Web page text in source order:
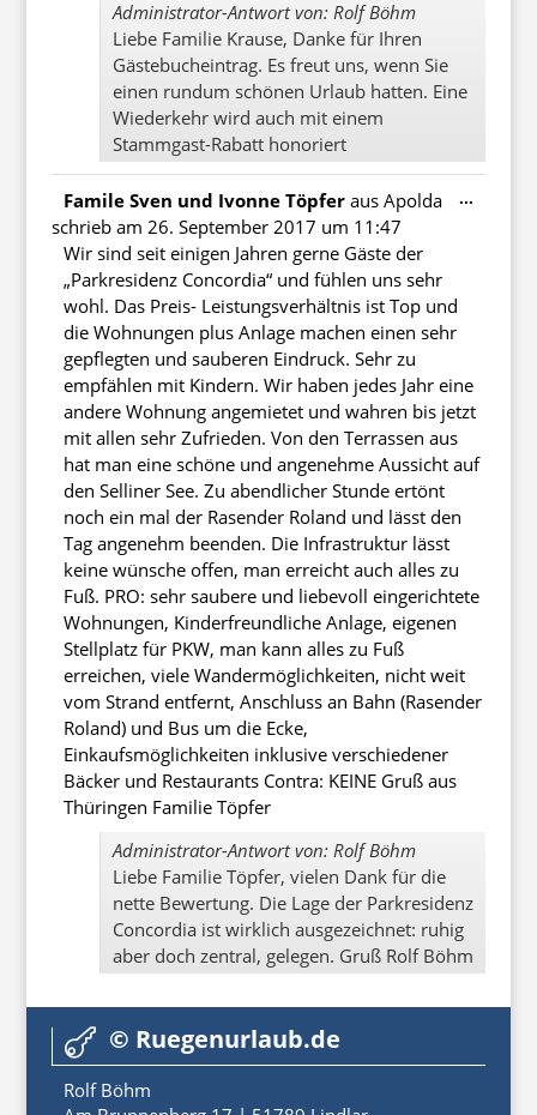
Administrator-Antwort von: Rolf Böhm
Liebe Familie Krause, Danke für Ihren
Gästebucheintrag. Es freut uns, wenn Sie
einen rundum schönen Urlaub hatten. Eine
Wiederkehr wird auch mit einem
Stammgast-Rabatt honoriert
Famile Sven und Ivonne Töpfer aus Apolda
schrieb am 26. September 2017 um 11:47
Wir sind seit einigen Jahren gerne Gäste der
„Parkresidenz Concordia“ und fühlen uns sehr
wohl. Das Preis- Leistungsverhältnis ist Top und
die Wohnungen plus Anlage machen einen sehr
gepflegten und sauberen Eindruck. Sehr zu
empfählen mit Kindern. Wir haben jedes Jahr eine
andere Wohnung angemietet und wahren bis jetzt
mit allen sehr Zufrieden. Von den Terrassen aus
hat man eine schöne und angenehme Aussicht auf
den Selliner See. Zu abendlicher Stunde ertönt
noch ein mal der Rasender Roland und lässt den
Tag angenehm beenden. Die Infrastruktur lässt
keine wünsche offen, man erreicht auch alles zu
Fuß. PRO: sehr saubere und liebevoll eingerichtete
Wohnungen, Kinderfreundliche Anlage, eigenen
Stellplatz für PKW, man kann alles zu Fuß
erreichen, viele Wandermöglichkeiten, nicht weit
vom Strand entfernt, Anschluss an Bahn (Rasender
Roland) und Bus um die Ecke,
Einkaufsmöglichkeiten inklusive verschiedener
Bäcker und Restaurants Contra: KEINE Gruß aus
Thüringen Familie Töpfer
Administrator-Antwort von: Rolf Böhm
Liebe Familie Töpfer, vielen Dank für die
nette Bewertung. Die Lage der Parkresidenz
Concordia ist wirklich ausgezeichnet: ruhig
aber doch zentral, gelegen. Gruß Rolf Böhm
...
 © Ruegenurlaub.de
Rolf Böhm